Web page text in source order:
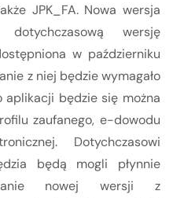
JPK_FA. Nowa wersja
wersję
w październiku
z niej będzie wymagało
będzie się można
zaufanego, e-dowodu
Dotychczasowi
będą mogli płynnie
nowej wersji z